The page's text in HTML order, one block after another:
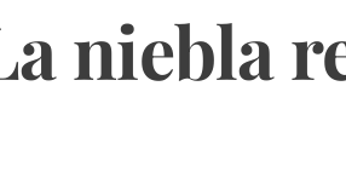
niebla